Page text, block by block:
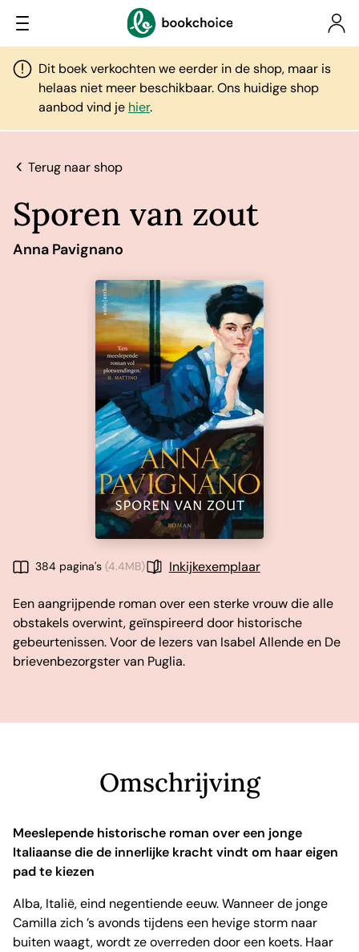
Dit boek verkochten we eerder in de shop, maar is
helaas niet meer beschikbaar. Ons huidige shop
aanbod vind je hier.
Terug naar shop
Sporen van zout
Anna Pavignano
384 pagina's (4.4MB) Inkijkexemplaar
Een aangrijpende roman over een sterke vrouw die alle
obstakels overwint, geïnspireerd door historische
gebeurtenissen. Voor de lezers van Isabel Allende en De
brievenbezorgster van Puglia.
Omschrijving
Meeslepende historische roman over een jonge
Italiaanse die de innerlijke kracht vindt om haar eigen
pad te kiezen
Alba, Italië, eind negentiende eeuw. Wanneer de jonge
Camilla zich ’s avonds tijdens een hevige storm naar
buiten waagt, wordt ze overreden door een koets. Haar